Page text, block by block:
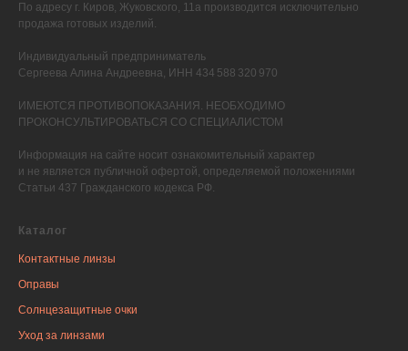
По адресу г. Киров, Жуковского, 11а производится исключительно
продажа готовых изделий.
Индивидуальный предприниматель
Сергеева Алина Андреевна, ИНН 434 588 320 970
ИМЕЮТСЯ ПРОТИВОПОКАЗАНИЯ. НЕОБХОДИМО
ПРОКОНСУЛЬТИРОВАТЬСЯ СО СПЕЦИАЛИСТОМ
Информация на сайте носит ознакомительный характер
и не является публичной офертой, определяемой положениями
Статьи 437 Гражданского кодекса РФ.
Каталог
Контактные линзы
Оправы
Солнцезащитные очки
Уход за линзами